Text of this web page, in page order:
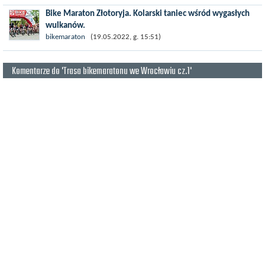
poszukiwaniu zaginionej...
Bike Maraton Złotoryja. Kolarski taniec wśród wygasłych
wulkanów.
Kraina Wygasłych Wulkanów, Pogórze Kaczawskie i tereny
Gminy Złotoryja to idealny wprost teren na uniwersalne zawody
MTB. Kiedy Bike...
bikemaraton (19.05.2022, g. 15:51)
Komentarze do 'Trasa bikemaratonu we Wrocławiu cz.1'